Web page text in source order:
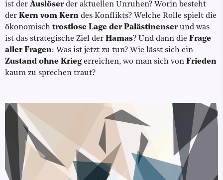
ist der Auslöserder aktuellen Unruhen? Worin besteht
der Kern vom Kern des Konflikts? Welche Rolle spielt die
ökonomisch trostlose Lage der Palästinenserund was
ist das strategische Ziel der Hamas? Und dann die Frage
aller Fragen: Was ist jetzt zu tun? Wie lässt sich ein
Zustand ohne Kriegerreichen, wo man sich von Frieden
kaum zu sprechen traut?